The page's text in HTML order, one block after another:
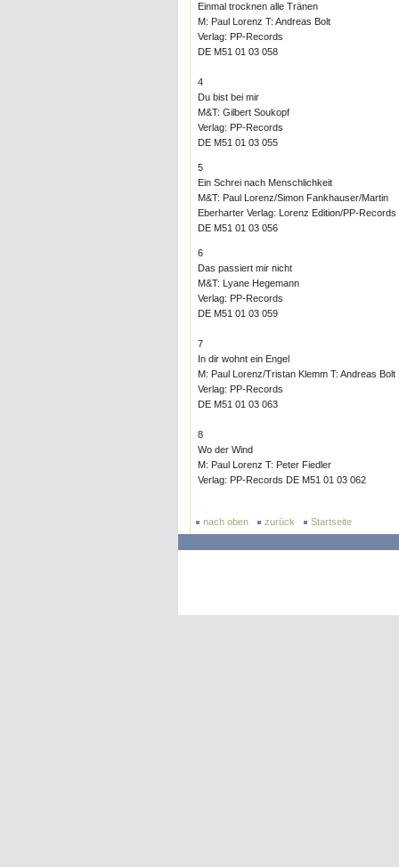
Einmal trocknen alle Tränen
M: Paul Lorenz T: Andreas Bolt
Verlag: PP-Records
DE M51 01 03 058
4
Du bist bei mir
M&T: Gilbert Soukopf
Verlag: PP-Records
DE M51 01 03 055
5
Ein Schrei nach Menschlichkeit
M&T: Paul Lorenz/Simon Fankhauser/Martin
Eberharter Verlag: Lorenz Edition/PP-Records
DE M51 01 03 056
6
Das passiert mir nicht
M&T: Lyane Hegemann
Verlag: PP-Records
DE M51 01 03 059
7
In dir wohnt ein Engel
M: Paul Lorenz/Tristan Klemm T: Andreas Bolt
Verlag: PP-Records
DE M51 01 03 063
8
Wo der Wind
M: Paul Lorenz T: Peter Fiedler
Verlag: PP-Records DE M51 01 03 062
nach oben zurück Startseite